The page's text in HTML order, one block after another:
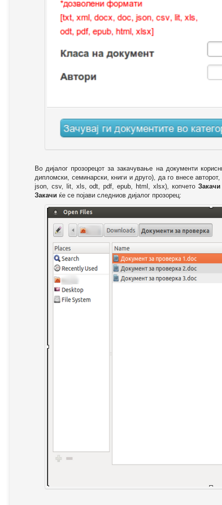
Во дијалог прозорецот за закачување на документи
дипломски, семинарски, книги и друго), да го внесе
json, csv, lit, xls, odt, pdf, epub, html, xlsx), копчето Закачи
Закачи ќе се појави следниов дијалог прозорец: